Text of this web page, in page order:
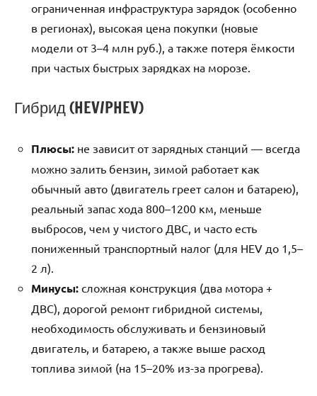
ограниченная инфраструктура зарядок (особенно
в регионах), высокая цена покупки (новые
модели от 3–4 млн руб.), а также потеря ёмкости
при частых быстрых зарядках на морозе.
Гибрид (HEV/PHEV)
Плюсы: не зависит от зарядных станций — всегда
можно залить бензин, зимой работает как
обычный авто (двигатель греет салон и батарею),
реальный запас хода 800–1200 км, меньше
выбросов, чем у чистого ДВС, и часто есть
пониженный транспортный налог (для HEV до 1,5–
2 л).
Минусы: сложная конструкция (два мотора +
ДВС), дорогой ремонт гибридной системы,
необходимость обслуживать и бензиновый
двигатель, и батарею, а также выше расход
топлива зимой (на 15–20% из-за прогрева).